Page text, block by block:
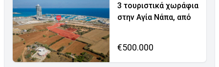
3 τουριστικά χωράφια
στην Αγία Νάπα, από
€500.000